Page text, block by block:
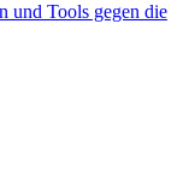
und Tools gegen die